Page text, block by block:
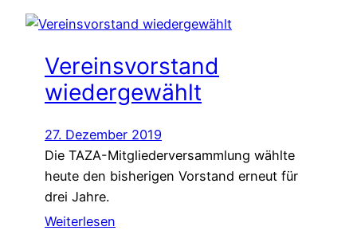
Vereinsvorstand
wiedergewählt
27. Dezember 2019
Die TAZA-Mitgliederversammlung wählte
heute den bisherigen Vorstand erneut für
drei Jahre.
Weiterlesen